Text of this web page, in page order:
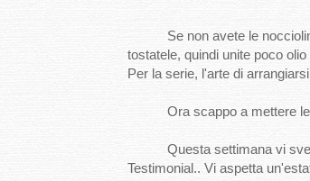
Se non avete le noccioline
tostatele, quindi unite poco
Per la serie, l'arte di
Ora scappo a mettere le
Questa settimana vi
Testimonial.. Vi aspetta